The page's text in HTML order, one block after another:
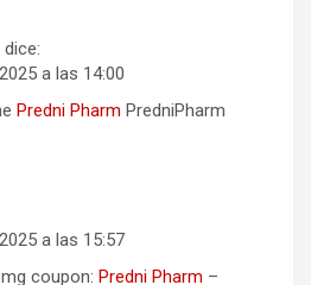
dice:
a las 14:00
Predni Pharm PredniPharm
a las 15:57
coupon: Predni Pharm –